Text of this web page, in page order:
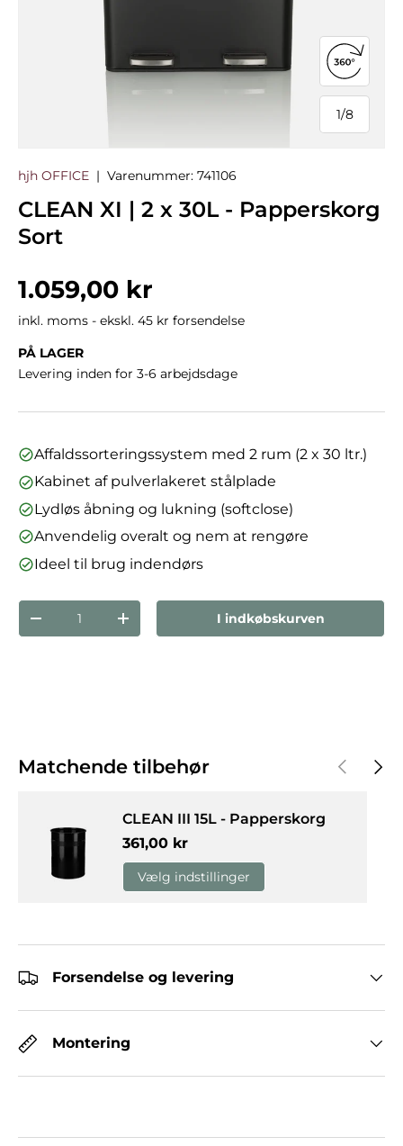
1/
af
8
Åbn
hjh OFFICE | Varenummer: 741106
CLEAN XI | 2 x 30L - Papperskorg
Sort
Normalpris
1.059,00 kr
inkl. moms - ekskl. 45 kr forsendelse
PÅ LAGER
Levering inden for 3-6 arbejdsdage
Affaldssorteringssystem med 2 rum (2 x 30 ltr.)
Kabinet af pulverlakeret stålplade
Lydløs åbning og lukning (softclose)
Anvendelig overalt og nem at rengøre
Ideel til brug indendørs
Antal
Reducer mængdenForøg mængdenI indkøbskurven
Matchende tilbehør Forrige
CLEAN III 15L - Papperskorg
Normalpris
361,00 kr
Vælg indstillinger
Forsendelse og levering
Montering